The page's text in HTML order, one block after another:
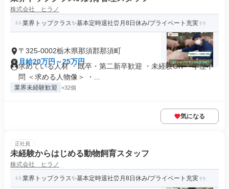
株式会社 ヒラノ
業界トップクラス✨基本定時退社⏰月8日休み/プライベート充実
〒325-0002栃木県那須郡那須町
月給20万円～25万円
求めている人材 ・既卒・第二新卒歓迎 ・未経験OK ・学歴不
問 ＜求める人物像＞ ・...
業界未経験歓迎 +32個
気になる
正社員
未経験からはじめる動物飼育スタッフ
株式会社 ヒラノ
業界トップクラス✨基本定時退社⏰月8日休み/プライベート充実